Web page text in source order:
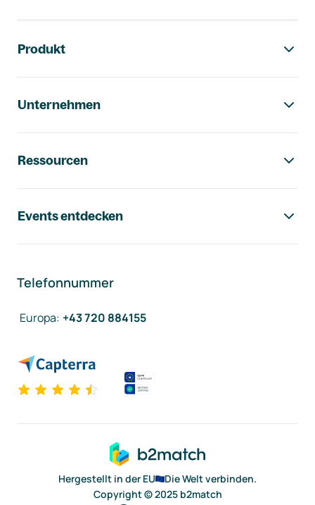
Produkt
Unternehmen
Ressourcen
Events entdecken
Telefonnummer
Europa: +43 720 884155
Hergestellt in der EU
Die Welt verbinden.
Copyright © 2025 b2match